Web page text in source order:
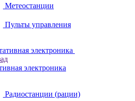
Метеостанции
Пульты управления
электроника
электроника
Радиостанции (рации)